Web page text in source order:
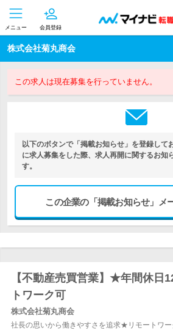
メニュー 会員登録
株式会社菊丸商会
この求人は現在募集を行っていません。
以下のボタンで「掲載お知らせ」を登録して
に求人募集をした際、求人再開に関するお知
す。
この企業の「掲載お知らせ」メ
【不動産売買営業】★年間休日
トワーク可
株式会社菊丸商会
社長の思いから働きやすさを追求★リモートワ